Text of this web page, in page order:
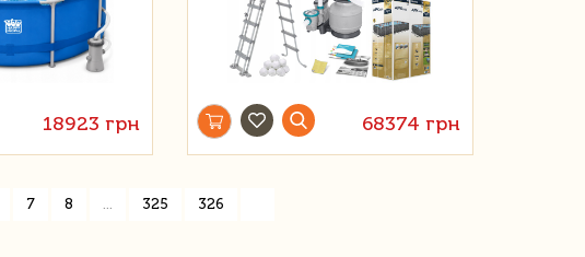
18923 грн 68374 грн
7 8 ... 325 326